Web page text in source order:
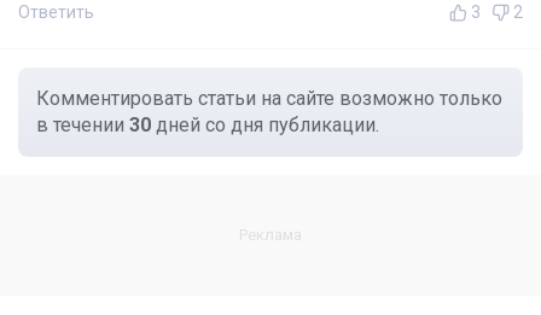
Ответить 3 2
Комментировать статьи на сайте возможно только
в течении 30 дней со дня публикации.